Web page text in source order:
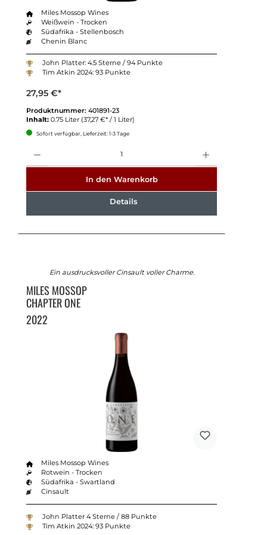
Miles Mossop Wines
Weißwein - Trocken
Südafrika - Stellenbosch
Chenin Blanc
John Platter: 4.5 Sterne / 94 Punkte
Tim Atkin 2024: 93 Punkte
27,95 €*
Produktnummer: 401891-23
Inhalt: 0.75 Liter (37,27 €* / 1 Liter)
Sofort verfügbar, Lieferzeit: 1-3 Tage
In den Warenkorb
Details
Ein ausdrucksvoller Cinsault voller Charme.
MILES MOSSOP
CHAPTER ONE
2022
Miles Mossop Wines
Rotwein - Trocken
Südafrika - Swartland
Cinsault
John Platter 4 Sterne / 88 Punkte
Tim Atkin 2024: 93 Punkte